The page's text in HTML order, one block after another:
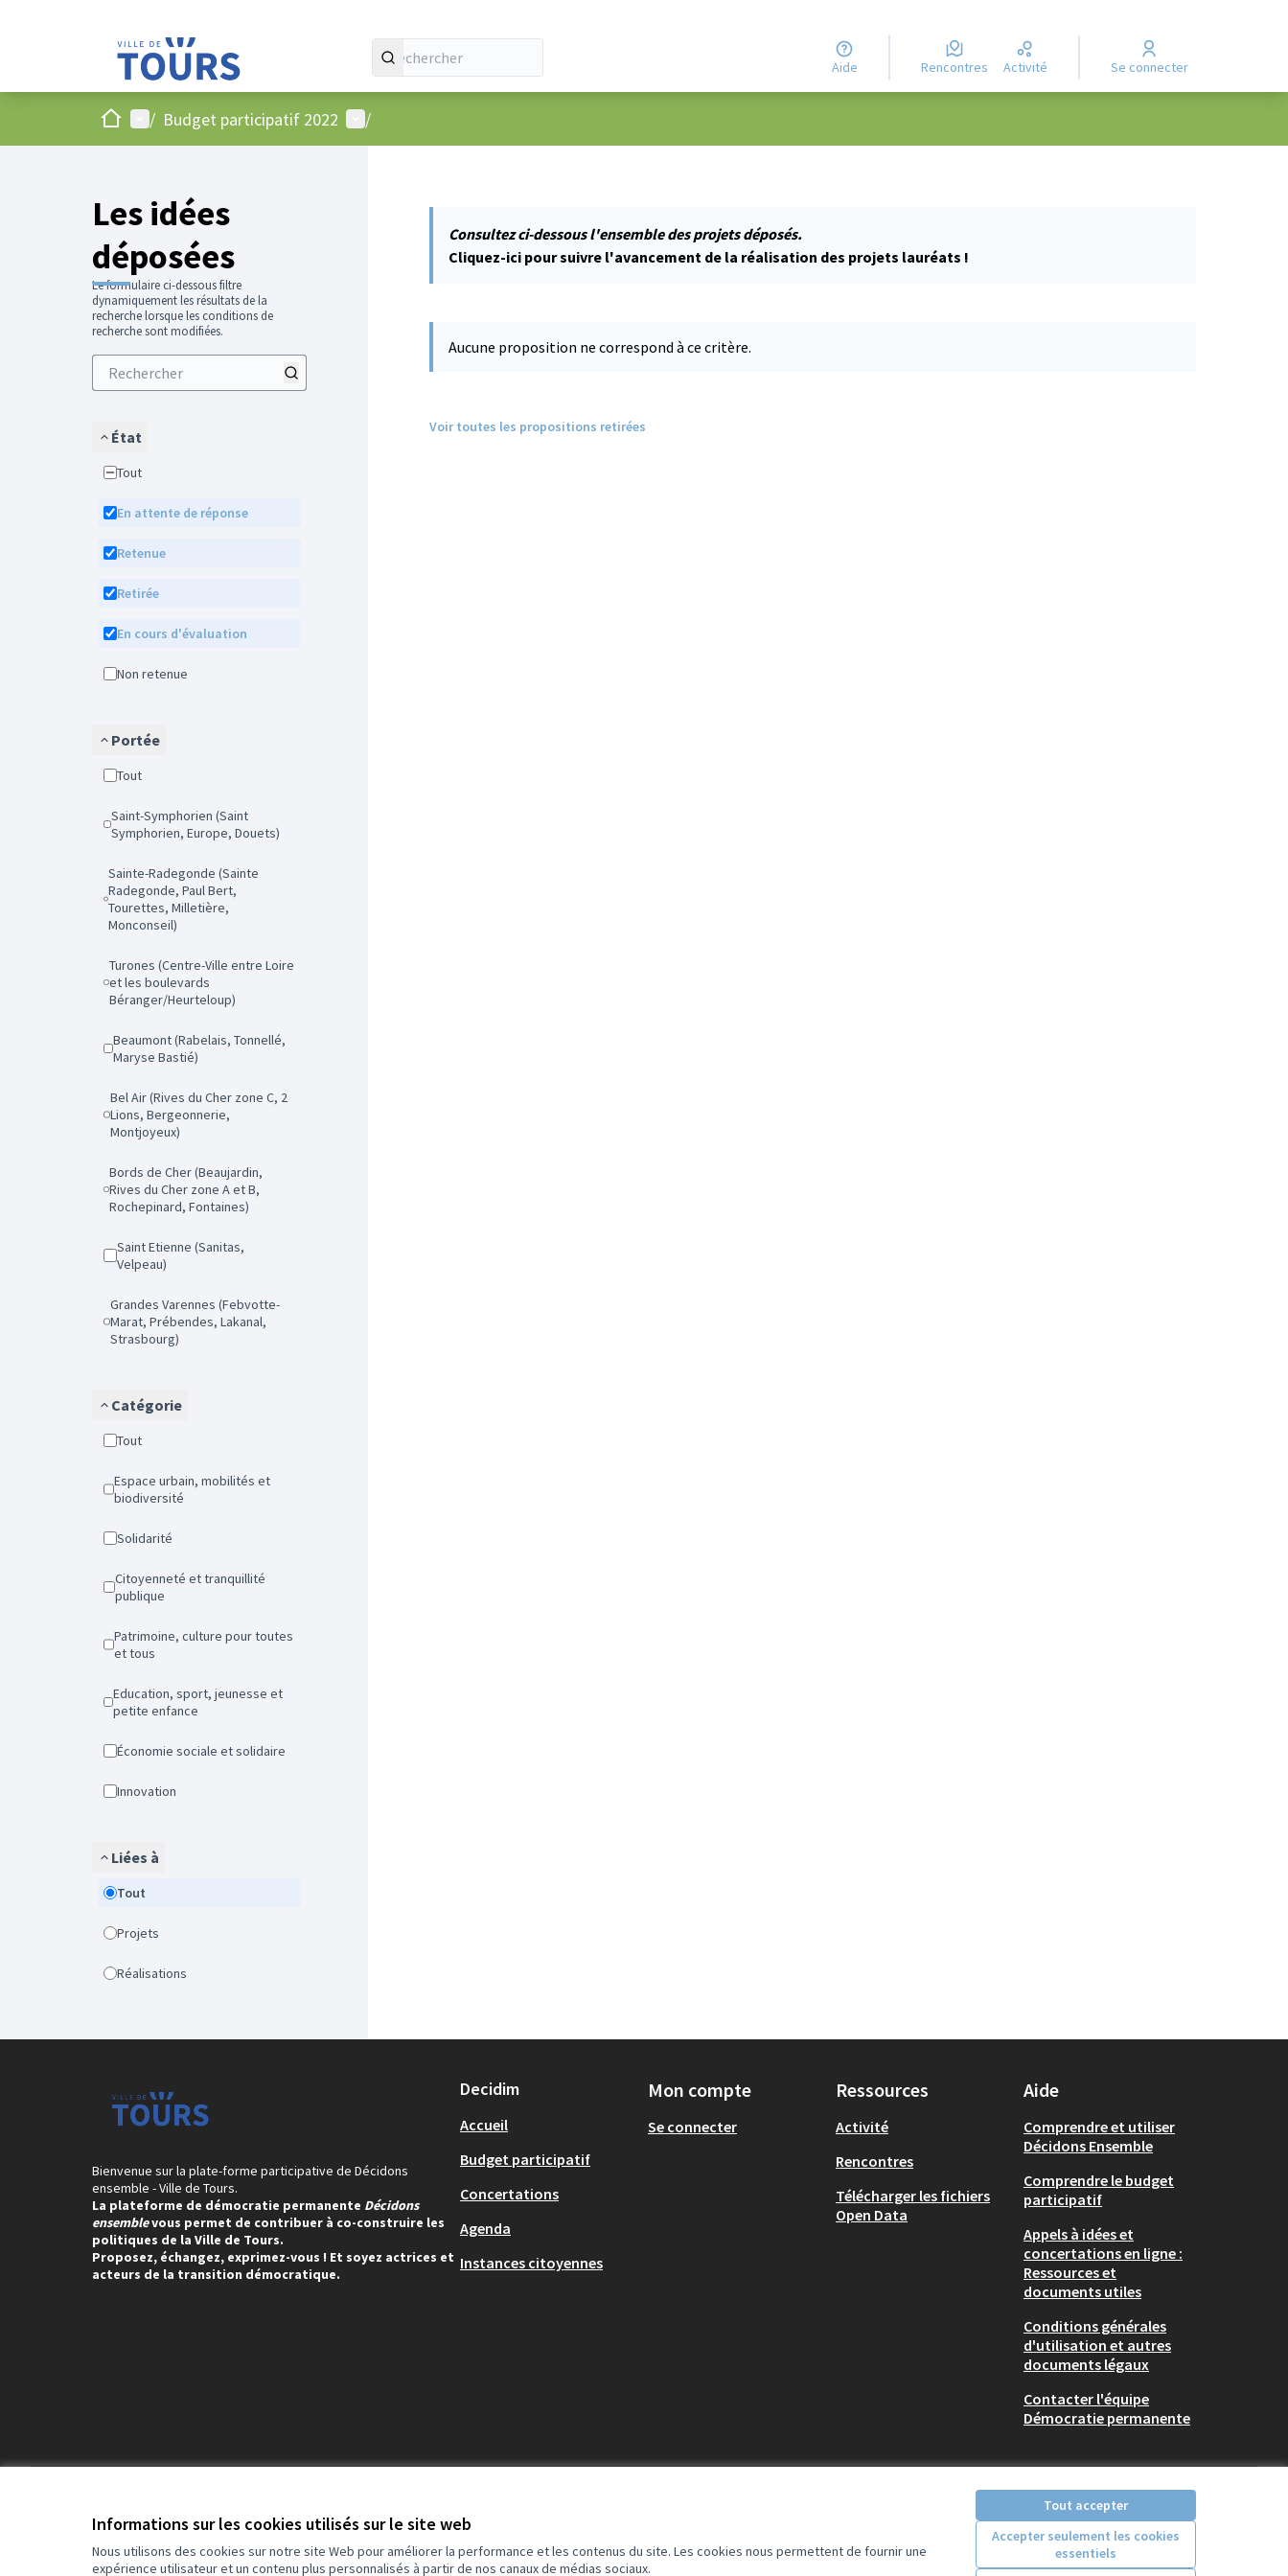
Informations sur les cookies utilisés sur le site web
Nous utilisons des cookies sur notre site Web pour améliorer la performance et les contenus du site. Les cookies nous permettent de fournir une
expérience utilisateur et un contenu plus personnalisés à partir de nos canaux de médias sociaux.
Tout accepter
Accepter seulement les cookies
essentiels
Aide Rencontres Activité Se connecter
AccueilMenu principal
/ Budget participatif 2022 Menu utilisateur
/
Les idées
déposées
Le formulaire ci-dessous filtre
dynamiquement les résultats de la
recherche lorsque les conditions de
recherche sont modifiées.
État
Tout
En attente de réponse
Retenue
Retirée
En cours d'évaluation
Non retenue
Portée
Tout
Saint-Symphorien (Saint
Symphorien, Europe, Douets)
Sainte-Radegonde (Sainte
Radegonde, Paul Bert,
Tourettes, Milletière,
Monconseil)
Turones (Centre-Ville entre Loire
et les boulevards
Béranger/Heurteloup)
Beaumont (Rabelais, Tonnellé,
Maryse Bastié)
Bel Air (Rives du Cher zone C, 2
Lions, Bergeonnerie,
Montjoyeux)
Bords de Cher (Beaujardin,
Rives du Cher zone A et B,
Rochepinard, Fontaines)
Saint Etienne (Sanitas,
Velpeau)
Grandes Varennes (Febvotte-
Marat, Prébendes, Lakanal,
Strasbourg)
Catégorie
Tout
Espace urbain, mobilités et
biodiversité
Solidarité
Citoyenneté et tranquillité
publique
Patrimoine, culture pour toutes
et tous
Education, sport, jeunesse et
petite enfance
Économie sociale et solidaire
Innovation
Liées à
Tout
Projets
Réalisations
Consultez ci-dessous l'ensemble des projets déposés.
Cliquez-ici pour suivre l'avancement de la réalisation des projets lauréats !
Aucune proposition ne correspond à ce critère.
Voir toutes les propositions retirées
Bienvenue sur la plate-forme participative de Décidons
ensemble - Ville de Tours.
La plateforme de démocratie permanente Décidons
ensemblevous permet de contribuer à co-construire les
politiques de la Ville de Tours.
Proposez, échangez, exprimez-vous ! Et soyez actrices et
acteurs de la transition démocratique.
Decidim
Accueil
Budget participatif
Concertations
Agenda
Instances citoyennes
Mon compte
Se connecter
Ressources
Activité
Rencontres
Télécharger les fichiers
Open Data
Aide
Comprendre et utiliser
Décidons Ensemble
Comprendre le budget
participatif
Appels à idées et
concertations en ligne :
Ressources et
documents utiles
Conditions générales
d'utilisation et autres
documents légaux
Contacter l'équipe
Démocratie permanente